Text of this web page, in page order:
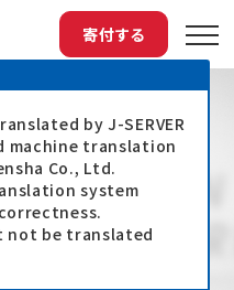
寄付する
by J-SERVER
machine translation
Co., Ltd.
system
not be translated